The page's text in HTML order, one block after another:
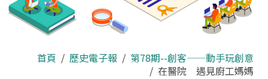
區
首頁 歷史電子報
第78期--創客——動手玩創意
在醫院 遇見廚工媽媽